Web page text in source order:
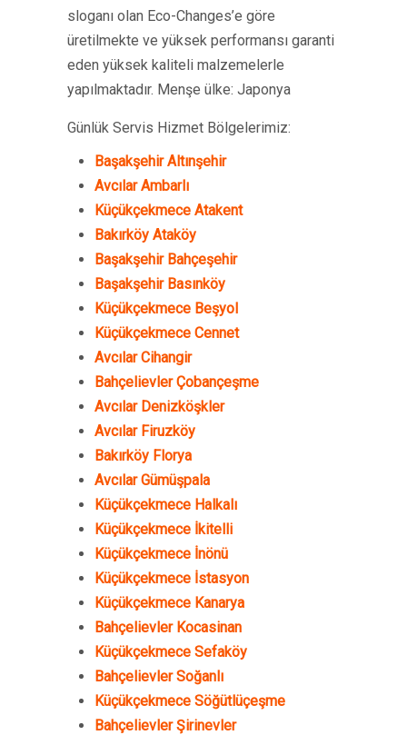
sloganı olan Eco-Changes’e göre
üretilmekte ve yüksek performansı garanti
eden yüksek kaliteli malzemelerle
yapılmaktadır. Menşe ülke: Japonya
Günlük Servis Hizmet Bölgelerimiz:
Başakşehir Altınşehir
Avcılar Ambarlı
Küçükçekmece Atakent
Bakırköy Ataköy
Başakşehir Bahçeşehir
Başakşehir Basınköy
Küçükçekmece Beşyol
Küçükçekmece Cennet
Avcılar Cihangir
Bahçelievler Çobançeşme
Avcılar Denizköşkler
Avcılar Firuzköy
Bakırköy Florya
Avcılar Gümüşpala
Küçükçekmece Halkalı
Küçükçekmece İkitelli
Küçükçekmece İnönü
Küçükçekmece İstasyon
Küçükçekmece Kanarya
Bahçelievler Kocasinan
Küçükçekmece Sefaköy
Bahçelievler Soğanlı
Küçükçekmece Söğütlüçeşme
Bahçelievler Şirinevler